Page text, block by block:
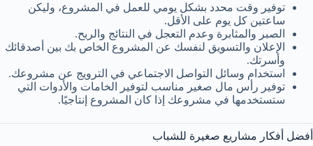
توفير وقت محدد بشكل يومي للعمل في المشروع، وليكن
ساعتين كل يوم على الأقل.
الصبر والمثابرة وعدم التعجل في النتائج والربح.
الإعلان والتسويق لنفسك عن المشروع الخاص بك بين أصدقائك
وأسرتك.
استخدام وسائل التواصل الاجتماعي في الترويج عن مشروعك.
توفير رأس مال صغير مناسب لتوفير الخامات والأدوات التي
ستستخدمها في مشروعك إذا كان المشروع إنتاجيًا.
أفضل أفكار مشاريع صغيرة للشباب